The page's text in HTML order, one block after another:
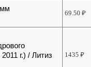
69.50₽
г.) / Литиз
1435₽